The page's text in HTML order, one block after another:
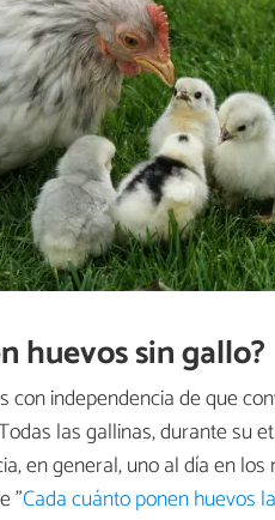
huevos sin gallo?
independencia de que
las gallinas, durante su
en general, uno al día en
"Cada cuánto ponen huevos